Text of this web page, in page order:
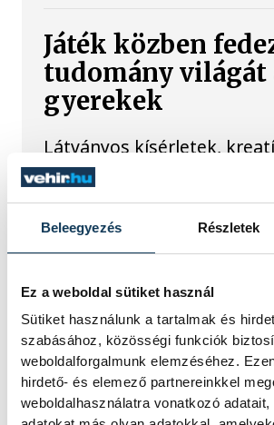
Beleegyezés Részletek
Ez a weboldal sütiket használ
Sütiket használunk a tartalmak és
szabásához, közösségi funkciók
weboldalforgalmunk elemzéséhez.
hirdető- és elemező partnereinkkel
weboldalhasználatra vonatkozó
Játék közben
tudomány világát
gyerekek
Látványos kísérletek,
sok élmény várja a
Tinker Labsben.
a központ vezetője
izgalmassá a
megismerését.
SPORT